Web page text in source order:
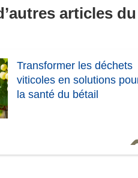
articles
Transformer les déchets
viticoles en solutions
la santé du bétail